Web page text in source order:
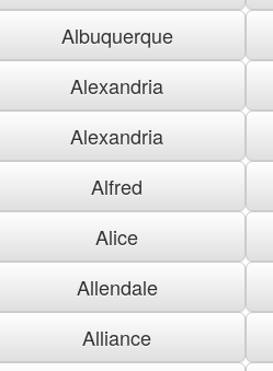
Albuquerque
Alexandria
Alexandria
Alfred
Alice
Allendale
Alliance